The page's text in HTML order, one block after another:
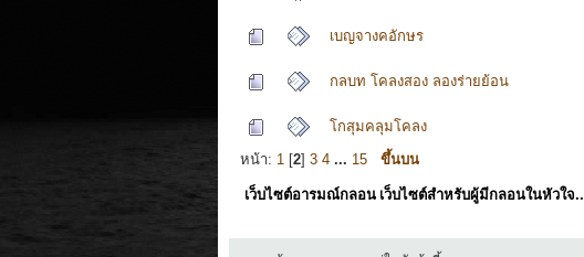
เบญจางคอักษร
กลบท โคลงสอง ลองร่ายย้อน
โกสุมคลุมโคลง
หน้า: 1 [2] 3 4 ... 15 ขึ้นบน
เว็บไซต์อารมณ์กลอน เว็บไซต์สำหรับผู้มีกลอนในหัวใจ..